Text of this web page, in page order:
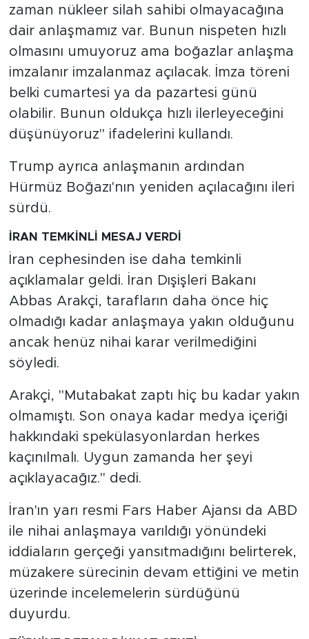
zaman nükleer silah sahibi olmayacağına
dair anlaşmamız var. Bunun nispeten hızlı
olmasını umuyoruz ama boğazlar anlaşma
imzalanır imzalanmaz açılacak. İmza töreni
belki cumartesi ya da pazartesi günü
olabilir. Bunun oldukça hızlı ilerleyeceğini
düşünüyoruz" ifadelerini kullandı.
Trump ayrıca anlaşmanın ardından
Hürmüz Boğazı'nın yeniden açılacağını ileri
sürdü.
İRAN TEMKİNLİ MESAJ VERDİ
İran cephesinden ise daha temkinli
açıklamalar geldi. İran Dışişleri Bakanı
Abbas Arakçi, tarafların daha önce hiç
olmadığı kadar anlaşmaya yakın olduğunu
ancak henüz nihai karar verilmediğini
söyledi.
Arakçi, "Mutabakat zaptı hiç bu kadar yakın
olmamıştı. Son onaya kadar medya içeriği
hakkındaki spekülasyonlardan herkes
kaçınılmalı. Uygun zamanda her şeyi
açıklayacağız." dedi.
İran'ın yarı resmi Fars Haber Ajansı da ABD
ile nihai anlaşmaya varıldığı yönündeki
iddiaların gerçeği yansıtmadığını belirterek,
müzakere sürecinin devam ettiğini ve metin
üzerinde incelemelerin sürdüğünü
duyurdu.